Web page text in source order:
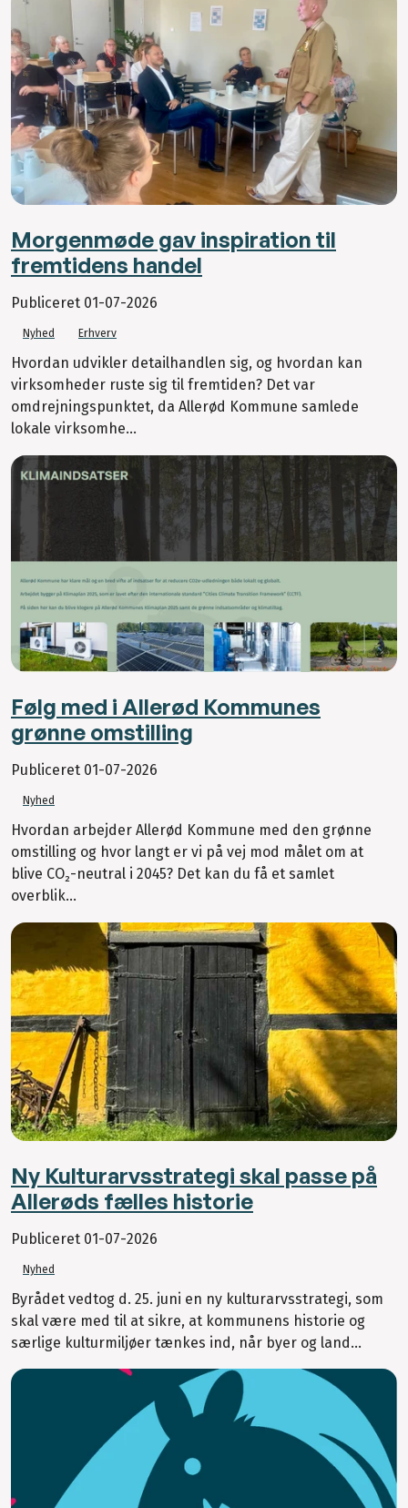
Morgenmøde gav inspiration til
fremtidens handel
Publiceret 01-07-2026
Nyhed Erhverv
Hvordan udvikler detailhandlen sig, og hvordan kan
virksomheder ruste sig til fremtiden? Det var
omdrejningspunktet, da Allerød Kommune samlede
lokale virksomhe...
Følg med i Allerød Kommunes
grønne omstilling
Publiceret 01-07-2026
Nyhed
Hvordan arbejder Allerød Kommune med den grønne
omstilling og hvor langt er vi på vej mod målet om at
blive CO₂-neutral i 2045? Det kan du få et samlet
overblik...
Ny Kulturarvsstrategi skal passe på
Allerøds fælles historie
Publiceret 01-07-2026
Nyhed
Byrådet vedtog d. 25. juni en ny kulturarvsstrategi, som
skal være med til at sikre, at kommunens historie og
særlige kulturmiljøer tænkes ind, når byer og land...